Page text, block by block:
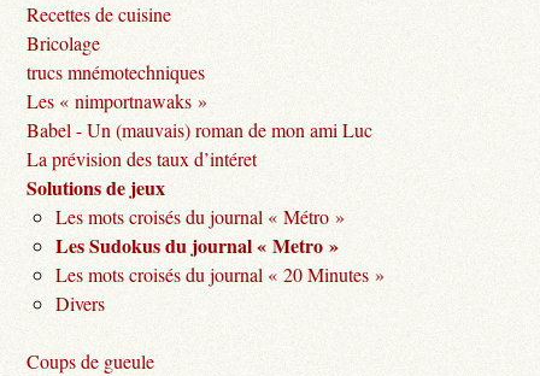
Recettes de cuisine
Bricolage
trucs mnémotechniques
Les « nimportnawaks »
Babel - Un (mauvais) roman de mon ami Luc
La prévision des taux d’intéret
Solutions de jeux
Les mots croisés du journal « Métro »
Les Sudokus du journal « Metro »
Les mots croisés du journal « 20 Minutes »
Divers
Coups de gueule